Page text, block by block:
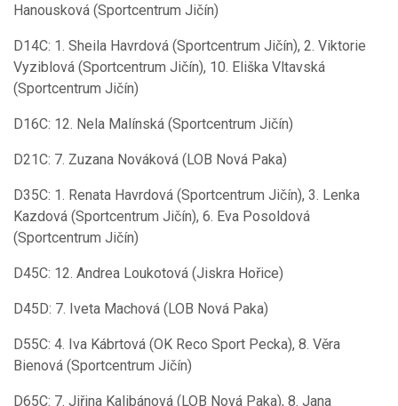
Hanousková (Sportcentrum Jičín)
D14C: 1. Sheila Havrdová (Sportcentrum Jičín), 2. Viktorie
Vyziblová (Sportcentrum Jičín), 10. Eliška Vltavská
(Sportcentrum Jičín)
D16C: 12. Nela Malínská (Sportcentrum Jičín)
D21C: 7. Zuzana Nováková (LOB Nová Paka)
D35C: 1. Renata Havrdová (Sportcentrum Jičín), 3. Lenka
Kazdová (Sportcentrum Jičín), 6. Eva Posoldová
(Sportcentrum Jičín)
D45C: 12. Andrea Loukotová (Jiskra Hořice)
D45D: 7. Iveta Machová (LOB Nová Paka)
D55C: 4. Iva Kábrtová (OK Reco Sport Pecka), 8. Věra
Bienová (Sportcentrum Jičín)
D65C: 7. Jiřina Kalibánová (LOB Nová Paka), 8. Jana